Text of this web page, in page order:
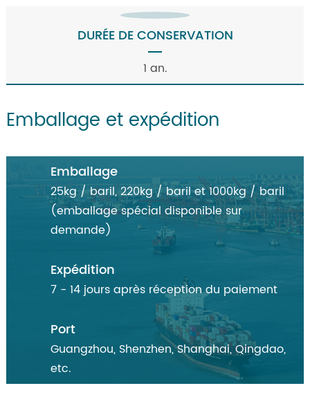
DURÉE DE CONSERVATION
1 an.
Emballage et expédition
Emballage
25kg / baril, 220kg / baril et 1000kg / baril
(emballage spécial disponible sur
demande)
Expédition
7 - 14 jours après réception du paiement
Port
Guangzhou, Shenzhen, Shanghai, Qingdao,
etc.